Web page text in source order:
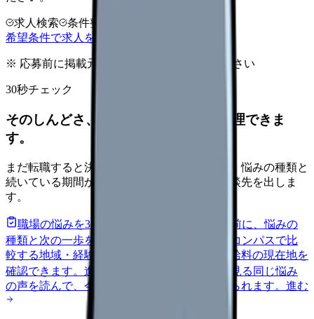
求人検索 条件整理
希望条件で求人を探す
※ 応募前に掲載元の最新情報を確認してください
30秒チェック
そのしんどさ、転職すべきサインか整理できま
す。
まだ転職すると決めていなくても大丈夫です。悩みの種類と
続いている期間から、次に見るべき記事と相談先を出しま
す。
職場の悩みを30秒で診断
辞めるべきか迷う前に、悩みの
種類と次の一歩を整理します。
給料コンパスで比
較する地域・経験年数・施設形態から、今の給料の現在地を
確認できます。 進む 匿名掲示板で本音を見る 同じ悩み
の声を読んで、今の職場だけの問題か確かめられます。 進む